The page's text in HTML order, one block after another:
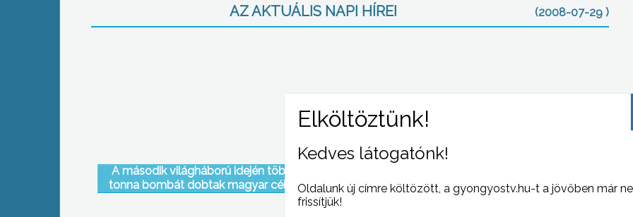
AZ AKTUÁLIS NAPI HÍREI (2008-07-29 )
A második világháború idején több tízezer
tonna bombát dobtak magyar célpontokra
megelőzési lehetőségeiről tartottak előadást –
szakemberek segítségével – a Mátra
Kedves látogatónk!
Oldalunk új címre költözött, a gyongyostv.hu-t a jövőben már
frissítjük!